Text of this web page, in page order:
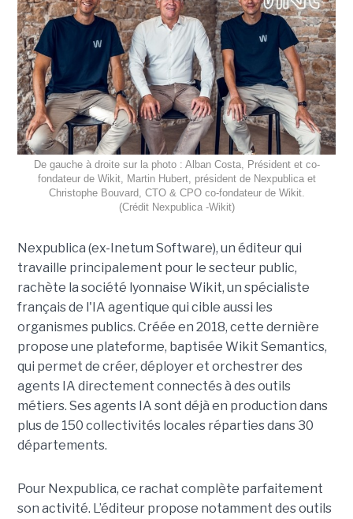
De gauche à droite sur la photo : Alban Costa, Président et co-
fondateur de Wikit, Martin Hubert, président de Nexpublica et
Christophe Bouvard, CTO & CPO co-fondateur de Wikit.
(Crédit Nexpublica -Wikit)
Nexpublica (ex-Inetum Software), un éditeur qui
travaille principalement pour le secteur public,
rachète la société lyonnaise Wikit, un spécialiste
français de l'IA agentique qui cible aussi les
organismes publics. Créée en 2018, cette dernière
propose une plateforme, baptisée Wikit Semantics,
qui permet de créer, déployer et orchestrer des
agents IA directement connectés à des outils
métiers. Ses agents IA sont déjà en production dans
plus de 150 collectivités locales réparties dans 30
départements.
Pour Nexpublica, ce rachat complète parfaitement
son activité. L’éditeur propose notamment des outils